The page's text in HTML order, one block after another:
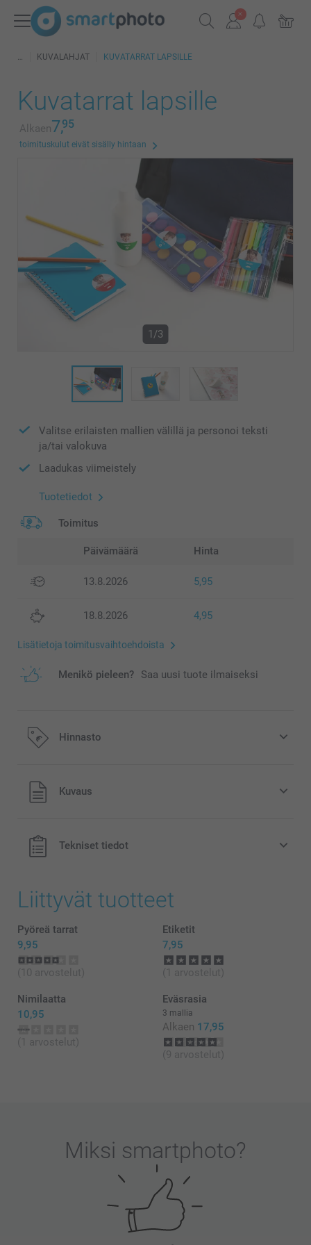
KUVALAHJAT KUVATARRAT LAPSILLE
Kuvatarrat lapsille
Alkaen7,95
toimituskulut eivät sisälly hintaan
1/3
Valitse erilaisten mallien välillä ja personoi teksti
ja/tai valokuva
Laadukas viimeistely
Tuotetiedot
Toimitus
Päivämäärä Hinta
13.8.2026 5,95
18.8.2026 4,95
Lisätietoja toimitusvaihtoehdoista
Menikö pieleen? Saa uusi tuote ilmaiseksi
Hinnasto
Kaikki hinnat ovat euroina, sisältävät arvonlisäveron ja
eivät sisällä postikuluja.
Kuvaus
Tekniset tiedot
Liittyvät tuotteet
Pyöreä tarrat
9,95
(10 arvostelut)
Etiketit
7,95
(1 arvostelut)
Nimilaatta
10,95
(1 arvostelut)
Eväsrasia
3 mallia
Alkaen 17,95
(9 arvostelut)
Miksi smartphoto?